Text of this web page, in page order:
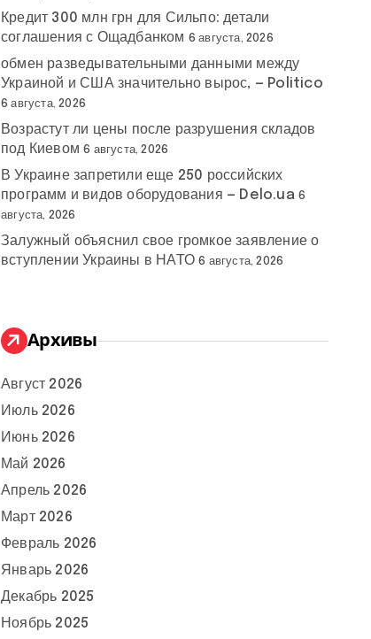
Кредит 300 млн грн для Сильпо: детали
соглашения с Ощадбанком 6 августа, 2026
обмен разведывательными данными между
Украиной и США значительно вырос, — Politico
6 августа, 2026
Возрастут ли цены после разрушения складов
под Киевом 6 августа, 2026
В Украине запретили еще 250 российских
программ и видов оборудования — Delo.ua 6
августа, 2026
Залужный объяснил свое громкое заявление о
вступлении Украины в НАТО 6 августа, 2026
Архивы
Август 2026
Июль 2026
Июнь 2026
Май 2026
Апрель 2026
Март 2026
Февраль 2026
Январь 2026
Декабрь 2025
Ноябрь 2025